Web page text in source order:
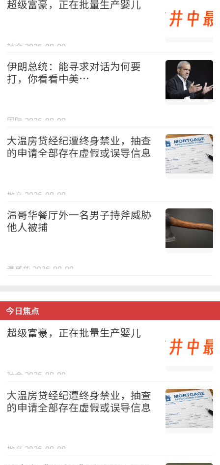
超级富豪，正在批量生产婴儿
社会 2026-08-09
伊朗总统：能寻求对话为何要
打，你看看中美…
国际 2026-08-08
大温房贷经纪遭终身禁业，抽查
的申请全部存在虚假或误导信息
地产 2026-08-08
温哥华餐厅外一名男子持斧威胁
他人被捕
温哥华 2026-08-08
今日焦点
超级富豪，正在批量生产婴儿
社会 2026-08-09
大温房贷经纪遭终身禁业，抽查
的申请全部存在虚假或误导信息
地产 2026-08-08